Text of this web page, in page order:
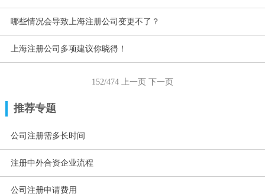
哪些情况会导致上海注册公司变更不了？
上海注册公司多项建议你晓得！
152/474 上一页 下一页
推荐专题
公司注册需多长时间
注册中外合资企业流程
公司注册申请费用